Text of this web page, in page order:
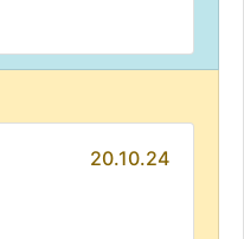
20.10.24